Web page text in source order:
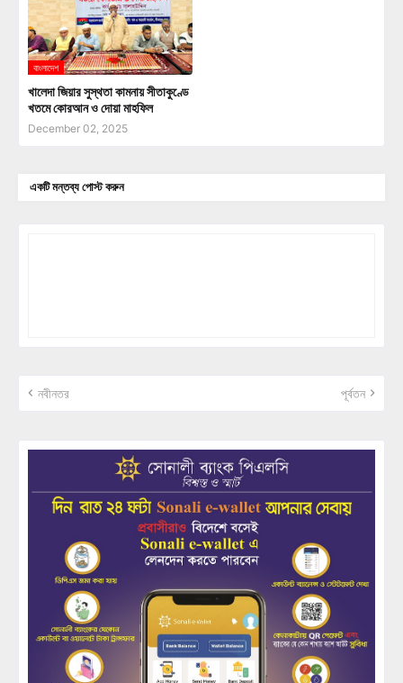
বাংলাদেশ
খালেদা জিয়ার সুস্থতা কামনায় সীতাকুণ্ডে
খতমে কোরআন ও দোয়া মাহফিল
December 02, 2025
একটি মন্তব্য পোস্ট করুন
নবীনতর পূর্বতন